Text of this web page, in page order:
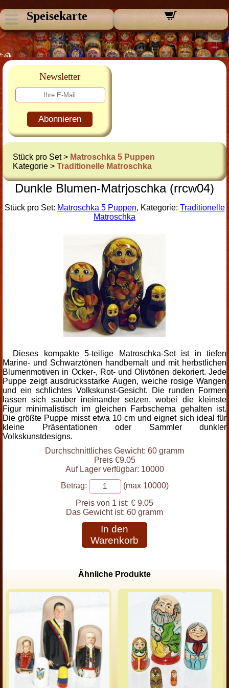
Speisekarte
Newsletter
Abonnieren
Stück pro Set > Matroschka 5 Puppen
Kategorie > Traditionelle Matroschka
Dunkle Blumen-Matrjoschka (rrcw04)
Stück pro Set: Matroschka 5 Puppen, Kategorie: Traditionelle
Matroschka
Dieses kompakte 5-teilige Matroschka-Set ist in tiefen
Marine- und Schwarztönen handbemalt und mit herbstlichen
Blumenmotiven in Ocker-, Rot- und Olivtönen dekoriert. Jede
Puppe zeigt ausdrucksstarke Augen, weiche rosige Wangen
und ein schlichtes Volkskunst-Gesicht. Die runden Formen
lassen sich sauber ineinander setzen, wobei die kleinste
Figur minimalistisch im gleichen Farbschema gehalten ist.
Die größte Puppe misst etwa 10 cm und eignet sich ideal für
kleine Präsentationen oder Sammler dunkler
Volkskunstdesigns.
Durchschnittliches Gewicht: 60 gramm
Preis €9.05
Auf Lager verfügbar: 10000
Betrag:
(max 10000)
Preis von 1 ist: € 9.05
Das Gewicht ist: 60 gramm
In den
Warenkorb
Ähnliche Produkte